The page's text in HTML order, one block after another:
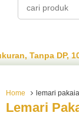
DP,
Home lemari
Lemari